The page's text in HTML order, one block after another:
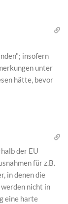
insofern
unter
hätte, bevor
der EU
für z.B.
in denen die
nicht in
eine harte